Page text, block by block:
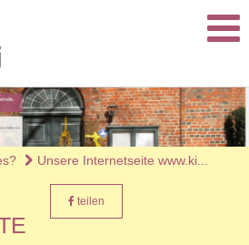
Unsere Internetseite www.ki...
teilen